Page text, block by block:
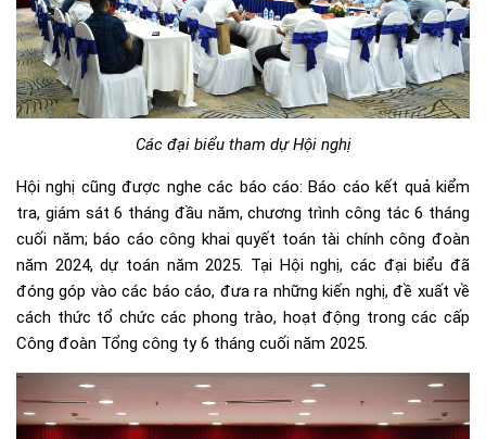
Các đại biểu tham dự Hội nghị
Hội nghị cũng được nghe các báo cáo: Báo cáo kết quả kiểm
tra, giám sát 6 tháng đầu năm, chương trình công tác 6 tháng
cuối năm; báo cáo công khai quyết toán tài chính công đoàn
năm 2024, dự toán năm 2025. Tại Hội nghị, các đại biểu đã
đóng góp vào các báo cáo, đưa ra những kiến nghị, đề xuất về
cách thức tổ chức các phong trào, hoạt động trong các cấp
Công đoàn Tổng công ty 6 tháng cuối năm 2025.